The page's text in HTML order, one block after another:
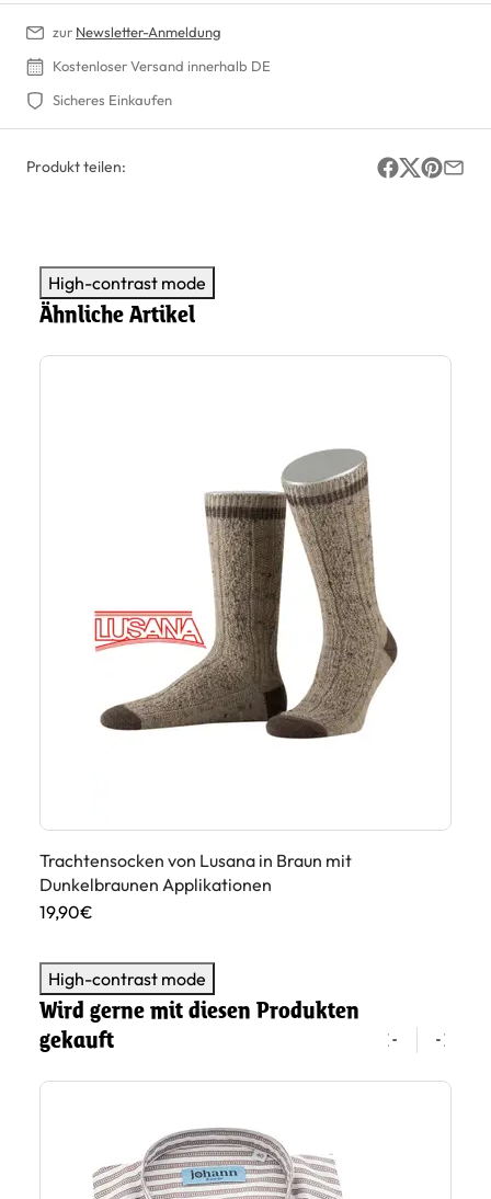
zur Newsletter-Anmeldung
Kostenloser Versand innerhalb DE
Sicheres Einkaufen
Produkt teilen:
High-contrast mode
Ähnliche Artikel
Trachtensocken von Lusana in Braun mit
Dunkelbraunen Applikationen
19,90€
High-contrast mode
Wird gerne mit diesen Produkten
gekauft